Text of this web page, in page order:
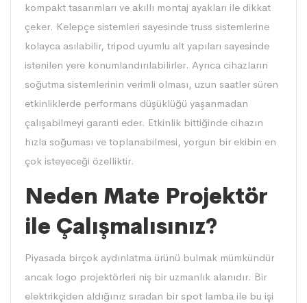
kompakt tasarımları ve akıllı montaj ayakları ile dikkat
çeker. Kelepçe sistemleri sayesinde truss sistemlerine
kolayca asılabilir, tripod uyumlu alt yapıları sayesinde
istenilen yere konumlandırılabilirler. Ayrıca cihazların
soğutma sistemlerinin verimli olması, uzun saatler süren
etkinliklerde performans düşüklüğü yaşanmadan
çalışabilmeyi garanti eder. Etkinlik bittiğinde cihazın
hızla soğuması ve toplanabilmesi, yorgun bir ekibin en
çok isteyeceği özelliktir.
Neden Mate Projektör
ile Çalışmalısınız?
Piyasada birçok aydınlatma ürünü bulmak mümkündür
ancak logo projektörleri niş bir uzmanlık alanıdır. Bir
elektrikçiden aldığınız sıradan bir spot lamba ile bu işi